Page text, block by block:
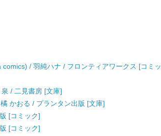
/ 羽純ハナ / フロンティアワークス [コミッ
/ 二見書房 [文庫]
かおる / プランタン出版 [文庫]
[コミック]
[コミック]